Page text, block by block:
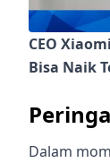
CEO
Bisa Naik
Dalam